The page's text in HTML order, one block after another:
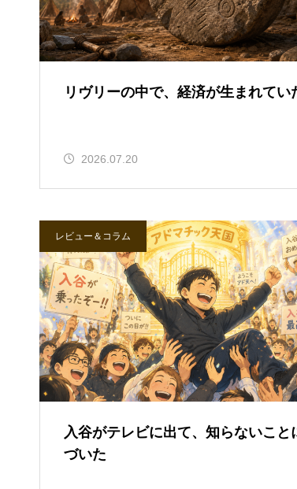
リヴリーの中で、経済が生まれてい
2026.07.20
レビュー＆コラム
入谷がテレビに出て、知らないこと
づいた